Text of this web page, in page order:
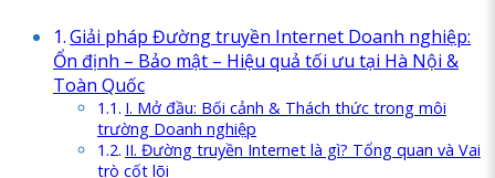
Giải pháp Đường truyền Internet Doanh nghiệp:
Ổn định – Bảo mật – Hiệu quả tối ưu tại Hà Nội &
Toàn Quốc
I. Mở đầu: Bối cảnh & Thách thức trong môi
trường Doanh nghiệp
II. Đường truyền Internet là gì? Tổng quan và Vai
trò cốt lõi